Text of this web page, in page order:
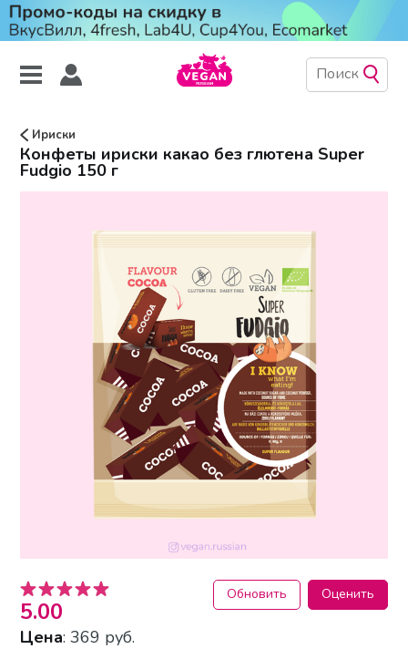
Ириски
Конфеты ириски какао без глютена Super
Fudgio 150 г
5.00
Обновить Оценить
Цена: 369 руб.